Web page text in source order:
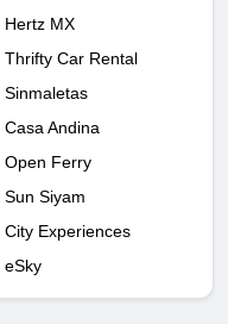
Hertz MX
Thrifty Car Rental
Sinmaletas
Casa Andina
Open Ferry
Sun Siyam
City Experiences
eSky